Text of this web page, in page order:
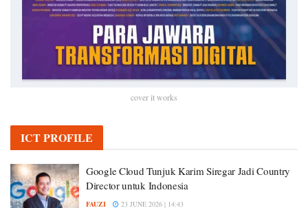
cover it works
ICT PROFILE
Google Cloud Tunjuk Karim Siregar Jadi Country
Director untuk Indonesia
FAUZI 23 JUNE 2026 | 14:43